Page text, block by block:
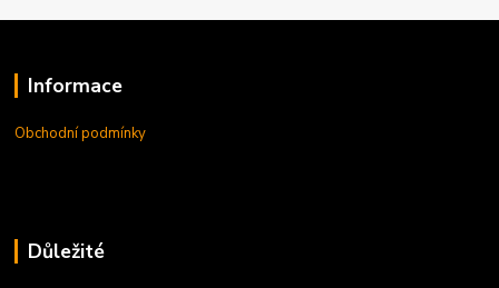
Informace
Obchodní podmínky
Důležité